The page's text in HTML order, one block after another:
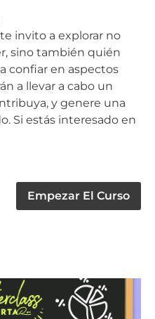
invito a explorar no
sino también quién
confiar en aspectos
a llevar a cabo un
y genere una
Si estás interesado en
Empezar El Curso